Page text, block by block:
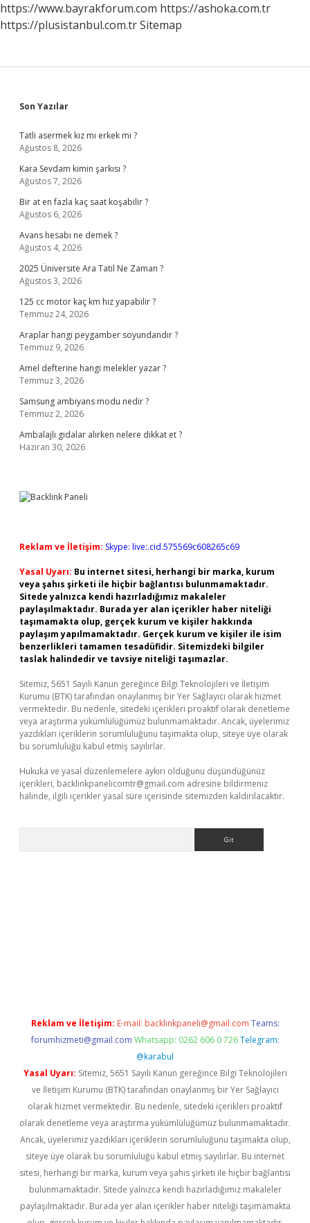
Yarar
https://www.bayrakforum.com https://ashoka.com.tr
https://plusistanbul.com.trSitemap
Sidebar
Son Yazılar
Tatli asermek kız mı erkek mi ?
Ağustos 8, 2026
Kara Sevdam kimin şarkısı ?
Ağustos 7, 2026
Bir at en fazla kaç saat koşabilir ?
Ağustos 6, 2026
Avans hesabı ne demek ?
Ağustos 4, 2026
2025 Üniversite Ara Tatil Ne Zaman ?
Ağustos 3, 2026
125 cc motor kaç km hız yapabilir ?
Temmuz 24, 2026
Araplar hangi peygamber soyundandır ?
Temmuz 9, 2026
Amel defterine hangi melekler yazar ?
Temmuz 3, 2026
Samsung ambiyans modu nedir ?
Temmuz 2, 2026
Ambalajlı gıdalar alırken nelere dikkat et ?
Haziran 30, 2026
Reklam ve İletişim: Skype: live:.cid.575569c608265c69
Yasal Uyarı: Bu internet sitesi, herhangi bir marka, kurum
veya şahıs şirketi ile hiçbir bağlantısı bulunmamaktadır.
Sitede yalnızca kendi hazırladığımız makaleler
paylaşılmaktadır. Burada yer alan içerikler haber niteliği
taşımamakta olup, gerçek kurum ve kişiler hakkında
paylaşım yapılmamaktadır. Gerçek kurum ve kişiler ile isim
benzerlikleri tamamen tesadüfidir. Sitemizdeki bilgiler
taslak halindedir ve tavsiye niteliği taşımazlar.
Sitemiz, 5651 Sayılı Kanun gereğince Bilgi Teknolojileri ve İletişim
Kurumu (BTK) tarafından onaylanmış bir Yer Sağlayıcı olarak hizmet
vermektedir. Bu nedenle, sitedeki içerikleri proaktif olarak denetleme
veya araştırma yükümlülüğümüz bulunmamaktadır. Ancak, üyelerimiz
yazdıkları içeriklerin sorumluluğunu taşımakta olup, siteye üye olarak
bu sorumluluğu kabul etmiş sayılırlar.
Hukuka ve yasal düzenlemelere aykırı olduğunu düşündüğünüz
içerikleri, backlinkpanelicomtr@gmail.com adresine bildirmeniz
halinde, ilgili içerikler yasal süre içerisinde sitemizden kaldırılacaktır.
Reklam ve İletişim: E-mail: backlinkpaneli@gmail.com Teams:
forumhizmeti@gmail.com Whatsapp: 0262 606 0 726 Telegram:
@karabul
Yasal Uyarı: Sitemiz, 5651 Sayılı Kanun gereğince Bilgi Teknolojileri
ve İletişim Kurumu (BTK) tarafından onaylanmış bir Yer Sağlayıcı
olarak hizmet vermektedir. Bu nedenle, sitedeki içerikleri proaktif
olarak denetleme veya araştırma yükümlülüğümüz bulunmamaktadır.
Ancak, üyelerimiz yazdıkları içeriklerin sorumluluğunu taşımakta olup,
siteye üye olarak bu sorumluluğu kabul etmiş sayılırlar. Bu internet
sitesi, herhangi bir marka, kurum veya şahıs şirketi ile hiçbir bağlantısı
bulunmamaktadır. Sitede yalnızca kendi hazırladığımız makaleler
paylaşılmaktadır. Burada yer alan içerikler haber niteliği taşımamakta